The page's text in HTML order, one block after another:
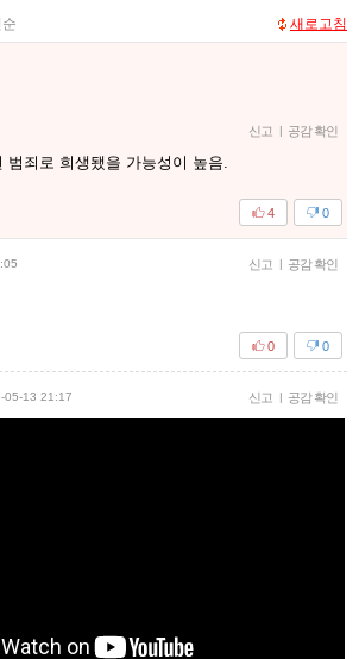
새로고침
신고 | 공감 확인
범죄로 희생됐을 가능성이 높음.
0
4
신고 | 공감 확인
0
0
05-13 21:17 신고 | 공감 확인